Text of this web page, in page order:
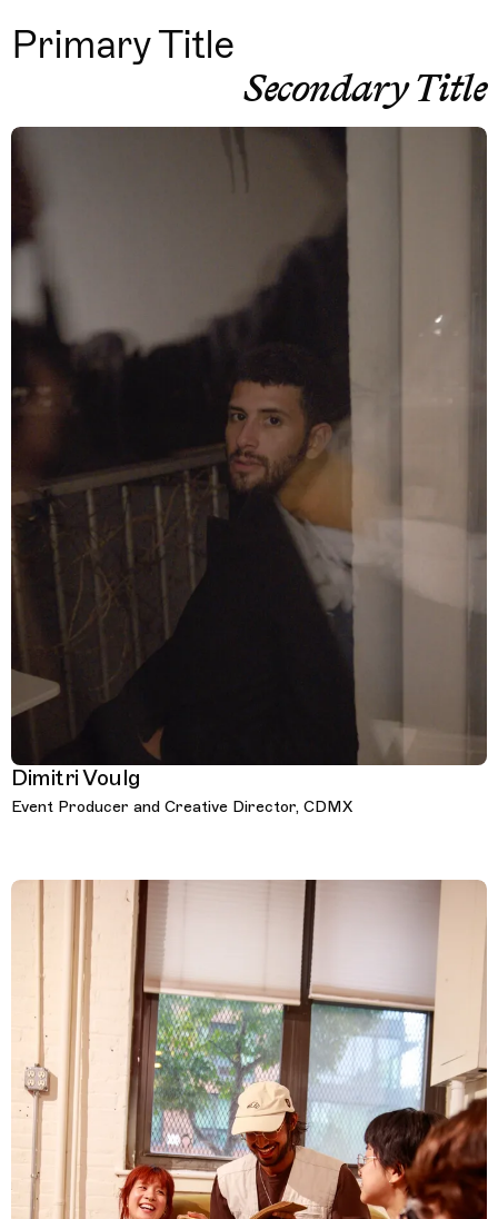
Primary Title
Secondary Title
Dimitri Voulg
Event Producer and Creative Director, CDMX